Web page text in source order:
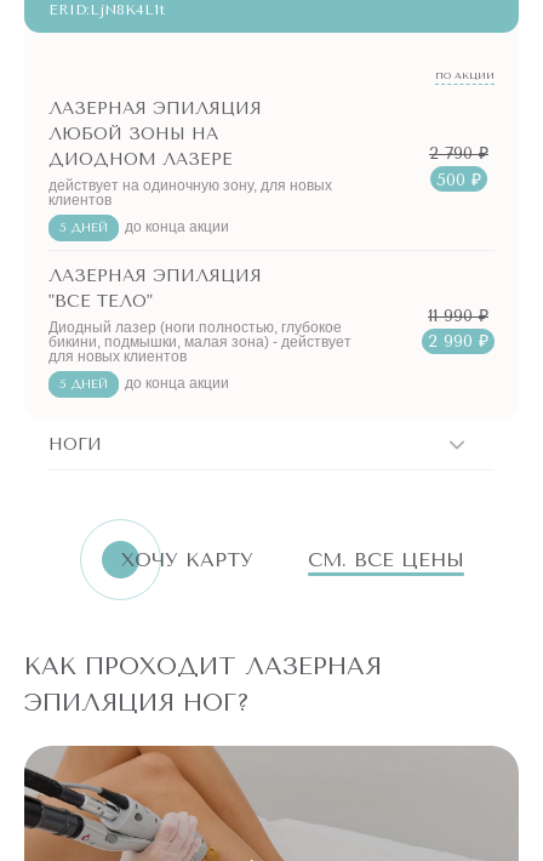
ERID:LjN8K4L1t
ПО АКЦИИ
ЛАЗЕРНАЯ ЭПИЛЯЦИЯ
ЛЮБОЙ ЗОНЫ НА
ДИОДНОМ ЛАЗЕРЕ
действует на одиночную зону, для новых
клиентов
5 ДНЕЙ до конца акции
2 790 ₽
500 ₽
ЛАЗЕРНАЯ ЭПИЛЯЦИЯ
"ВСЕ ТЕЛО"
Диодный лазер (ноги полностью, глубокое
бикини, подмышки, малая зона) - действует
для новых клиентов
5 ДНЕЙ до конца акции
11 990 ₽
2 990 ₽
НОГИ
ХОЧУ КАРТУ СМ. ВСЕ ЦЕНЫ
КАК ПРОХОДИТ ЛАЗЕРНАЯ
ЭПИЛЯЦИЯ НОГ?